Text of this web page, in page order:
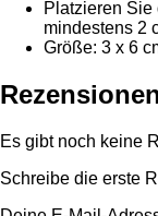
Platzieren Sie
mindestens 2
Größe: 3 x 6
Es gibt noch keine
Schreibe die erste